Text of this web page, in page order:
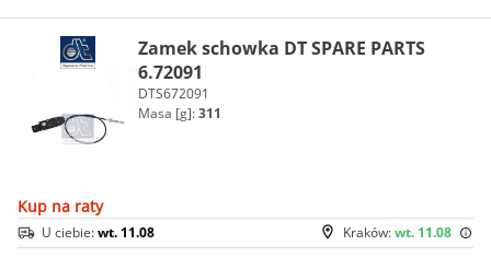
Zamek schowka DT SPARE PARTS
6.72091
DTS672091
Masa [g]:311
Kup na raty
Kraków:wt. 11.08
U ciebie:wt. 11.08